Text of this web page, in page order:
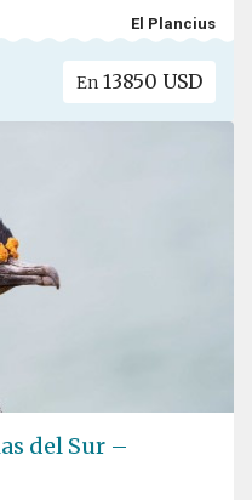
El Plancius
En 13850 USD
del Sur –